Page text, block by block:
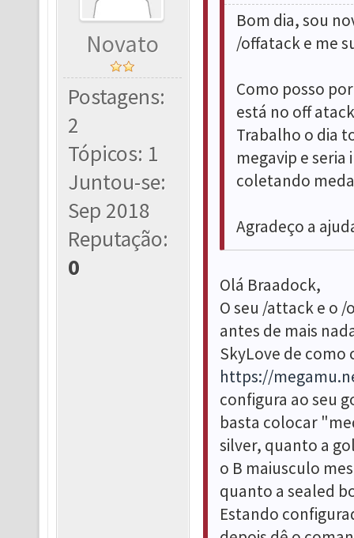
Novato
Postagens:
2
Tópicos: 1
Juntou-se:
Sep 2018
Reputação:
0
Bom dia, sou
/offatack e me
Como posso
está no off
Trabalho o dia
megavip e
coletando
Agradeço a
Olá Braadock,
O seu /attack e o
antes de mais
SkyLove de como
https://
configura ao seu
basta colocar
silver, quanto a
o B maiusculo
quanto a sealed
Estando